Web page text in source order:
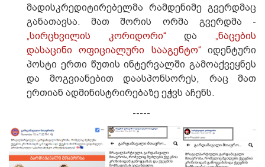
მადისკრედიტირებელმა რამდენიმე გვერდმაც
განათავსა. მათ შორის ორმა გვერდმა -
„სირცხვილის კორიდორი“და „ნაცების
დასაცინი ოფიციალური სააგენტო“იდენტური
პოსტი ერთი წუთის ინტერვალში გამოაქვეყნეს
და მოგვიანებით დაასპონსორეს, რაც მათ
ერთიან ადმინისტრირებაზე ეჭვს აჩენს.
-----